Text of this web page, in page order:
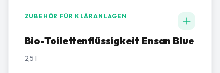
ZUBEHÖR FÜR KLÄRANLAGEN
Bio-Toilettenflüssigkeit Ensan Blue
2,5 l